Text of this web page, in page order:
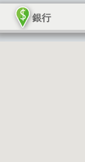
銀行